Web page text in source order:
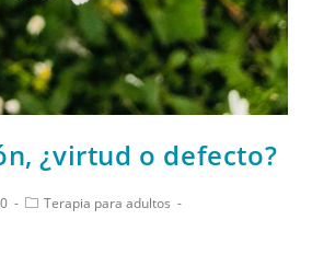
¿virtud o defecto?
Terapia para adultos